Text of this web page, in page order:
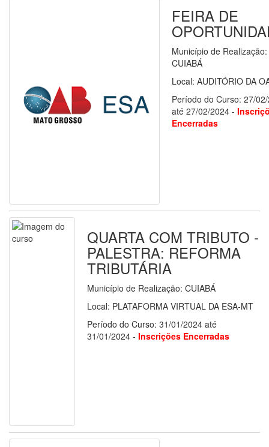
FEIRA DE
Município de Realização:
CUIABÁ
Local: AUDITÓRIO DA
Período do Curso: 27/
até 27/02/2024 -
Encerradas
QUARTA COM TRIBUTO -
PALESTRA: REFORMA
TRIBUTÁRIA
Município de Realização: CUIABÁ
Local: PLATAFORMA VIRTUAL DA ESA-MT
Período do Curso: 31/01/2024 até
31/01/2024 - Inscrições Encerradas